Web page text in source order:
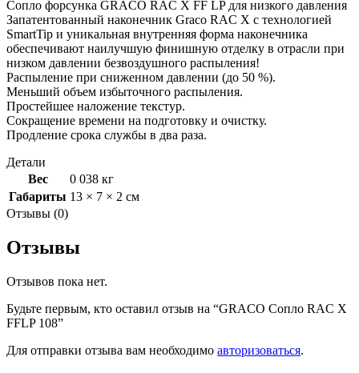
Сопло форсунка GRACO RAC X FF LP для низкого давления
Запатентованный наконечник Graco RAC X с технологией
SmartTip и уникальная внутренняя форма наконечника
обеспечивают наилучшую финишную отделку в отрасли при
низком давлении безвоздушного распыления!
Распыление при сниженном давлении (до 50 %).
Меньший объем избыточного распыления.
Простейшее наложение текстур.
Сокращение времени на подготовку и очистку.
Продление срока службы в два раза.
Детали
Вес
0 038 кг
Габариты 13 × 7 × 2 см
Отзывы (0)
Отзывы
Отзывов пока нет.
Будьте первым, кто оставил отзыв на “GRACO Сопло RAC X
FFLP 108”
Для отправки отзыва вам необходимо авторизоваться.